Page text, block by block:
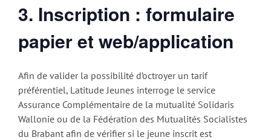
3. Inscription : formulaire
papier et web/application
Afin de valider la possibilité d’octroyer un tarif
préférentiel, Latitude Jeunes interroge le service
Assurance Complémentaire de la mutualité Solidaris
Wallonie ou de la Fédération des Mutualités Socialistes
du Brabant afin de vérifier si le jeune inscrit est